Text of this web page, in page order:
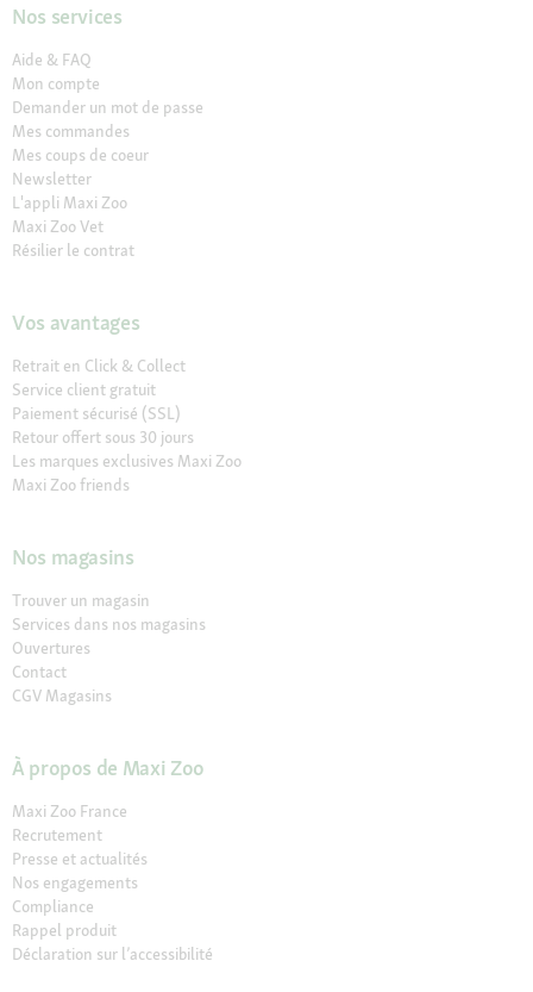
Nos services
Aide & FAQ
Mon compte
Demander un mot de passe
Mes commandes
Mes coups de coeur
Newsletter
L'appli Maxi Zoo
Maxi Zoo Vet
Résilier le contrat
Vos avantages
Retrait en Click & Collect
Service client gratuit
Paiement sécurisé (SSL)
Retour offert sous 30 jours
Les marques exclusives Maxi Zoo
Maxi Zoo friends
Nos magasins
Trouver un magasin
Services dans nos magasins
Ouvertures
Contact
CGV Magasins
À propos de Maxi Zoo
Maxi Zoo France
Recrutement
Presse et actualités
Nos engagements
Compliance
Rappel produit
Déclaration sur l’accessibilité